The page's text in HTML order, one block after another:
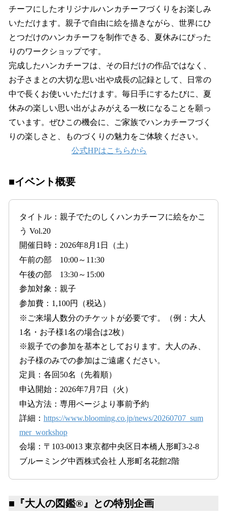
チーフにしたオリジナルハンカチーフづくりをお楽しみ
いただけます。親子で自由に絵を描きながら、世界にひ
とつだけのハンカチーフを制作できる、夏休みにぴった
りのワークショップです。
完成したハンカチーフは、その日だけの作品ではなく、
お子さまとの大切な思い出や成長の記録として、日常の
中で長くお使いいただけます。毎日手にするたびに、夏
休みの楽しい思い出がよみがえる一枚になることを願っ
ています。ぜひこの機会に、ご家族でハンカチーフづく
りの楽しさと、ものづくりの魅力をご体験ください。
公式HPはこちらから
■イベント概要
タイトル：親子でたのしくハンカチーフに絵をかこ
う Vol.20
開催日時：2026年8月1日（土）
午前の部 10:00～11:30
午後の部 13:30～15:00
参加対象：親子
参加費：1,100円（税込）
※ご来場人数分のチケットが必要です。（例：大人
1名・お子様1名の場合は2枚）
※親子での参加を基本としております。大人のみ、
お子様のみでの参加はご遠慮ください。
定員：各回50名（先着順）
申込開始：2026年7月7日（火）
申込方法：専用ページより事前予約
詳細： https://www.blooming.co.jp/news/20260707_sum
mer_workshop
会場：〒103-0013 東京都中央区日本橋人形町3-2-8
ブルーミング中西株式会社 人形町名花館2階
■『大人の図鑑®︎』との特別企画